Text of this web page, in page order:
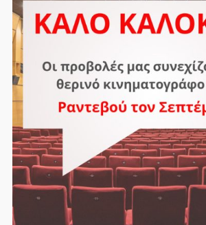
ΔΑΝΑΟΣ
ΣΙΝΕΜΑ
ΟΛΕΣ ΠΡΟΣΕΧΩΣ